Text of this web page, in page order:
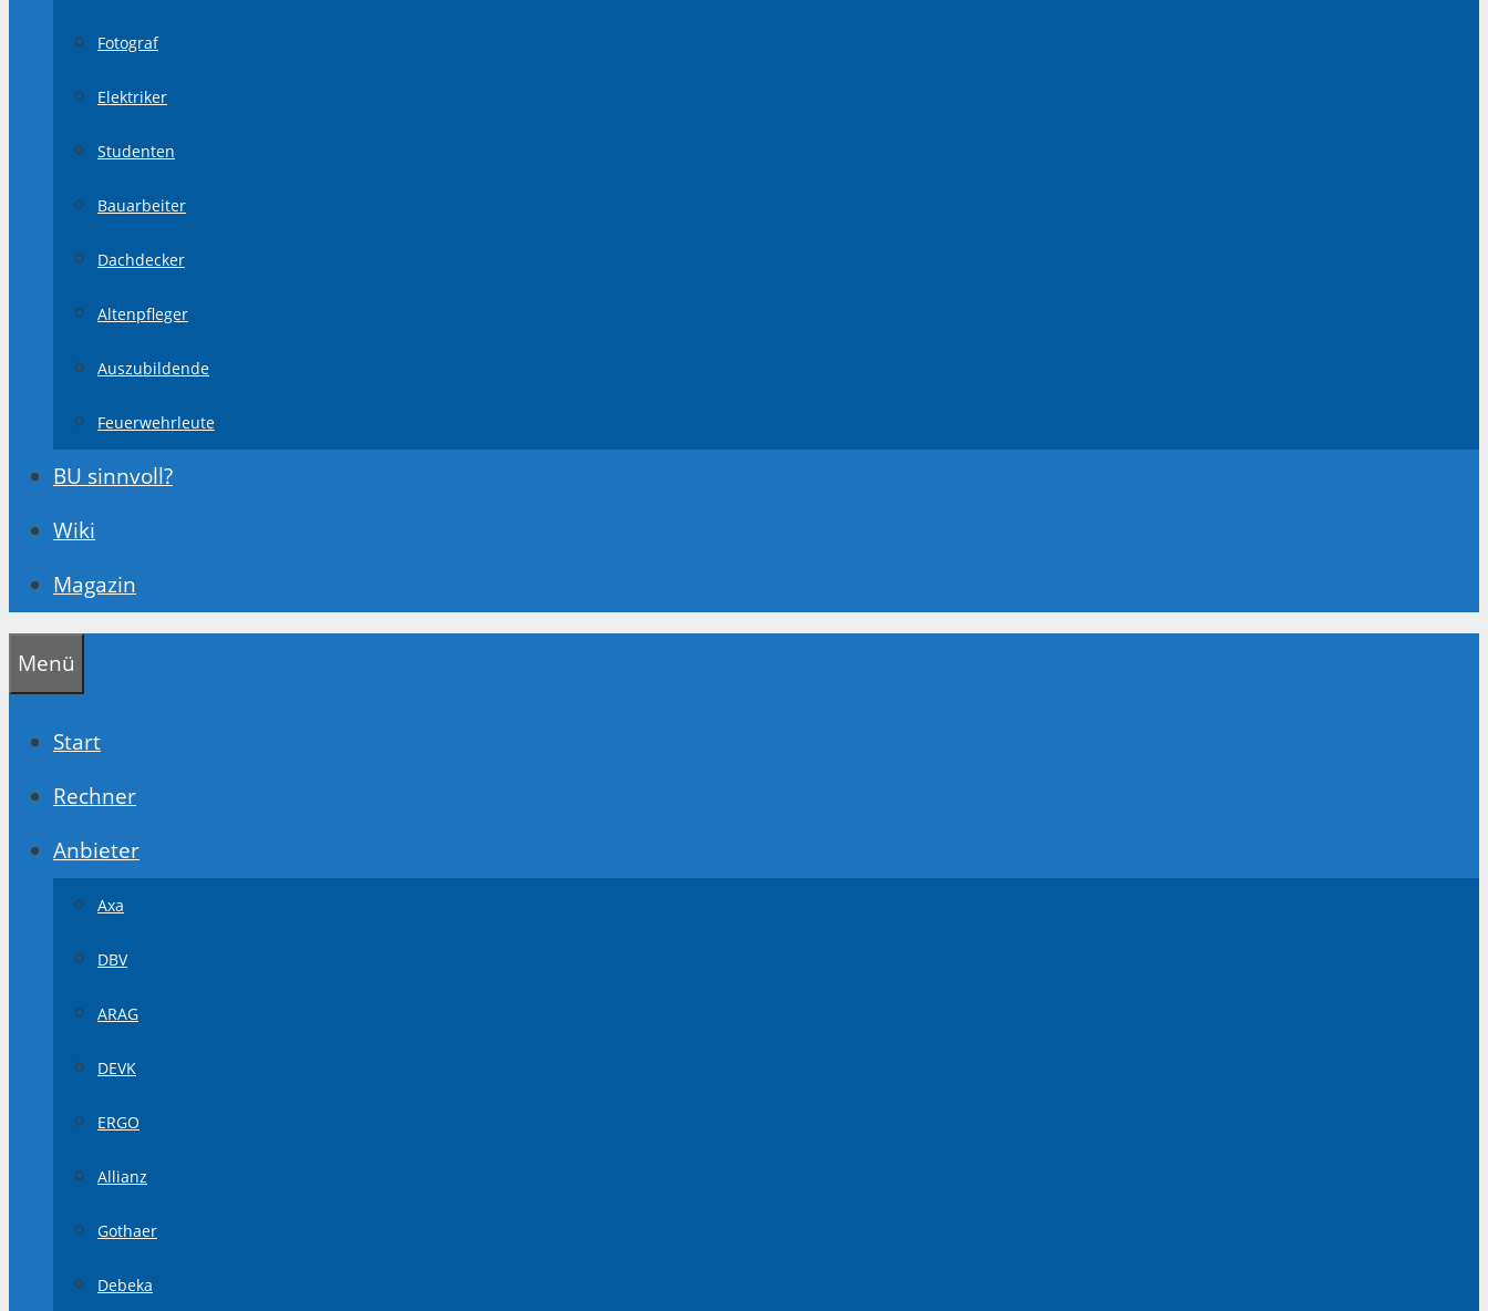
Fotograf
Elektriker
Studenten
Bauarbeiter
Dachdecker
Altenpfleger
Auszubildende
Feuerwehrleute
BU sinnvoll?
Wiki
Magazin
Menü
Start
Rechner
Anbieter
Axa
DBV
ARAG
DEVK
ERGO
Allianz
Gothaer
Debeka